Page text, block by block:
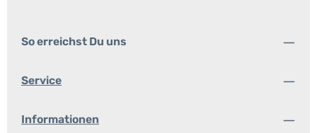
So erreichst Du uns
Service
Informationen